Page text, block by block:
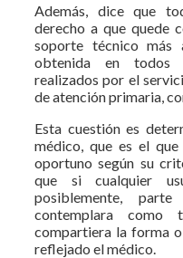
Además, dice que
derecho a que quede
soporte técnico más
obtenida en todos
realizados por el
de atención primaria,
Esta cuestión es
médico, que es el
oportuno según su
que si cualquier
posiblemente,
contemplara como
compartiera la forma
reflejado el médico.